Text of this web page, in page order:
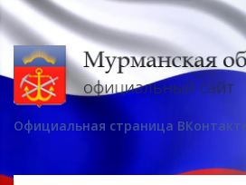
Официальная страница